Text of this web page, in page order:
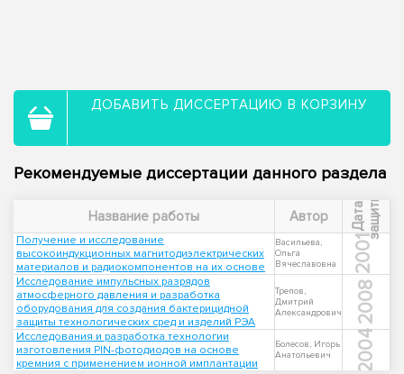
ДОБАВИТЬ ДИССЕРТАЦИЮ В КОРЗИНУ
Рекомендуемые диссертации данного раздела
Название работы Автор Д
а
т
а
з
а
щ
и
т ы
Получение и исследование
высокоиндукционных магнитодиэлектрических
материалов и радиокомпонентов на их основе
Васильева,
Ольга
Вячеславовна
2001
Исследование импульсных разрядов
атмосферного давления и разработка
оборудования для создания бактерицидной
защиты технологических сред и изделий РЭА
Трепов,
Дмитрий
Александрович
2008
Исследования и разработка технологии
изготовления PIN-фотодиодов на основе
кремния с применением ионной имплантации
Болесов, Игорь
Анатольевич
2004